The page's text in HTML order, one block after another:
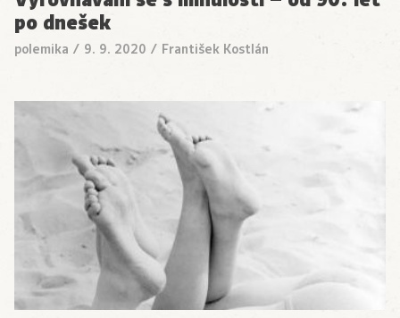
po dnešek
polemika / 9. 9. 2020 / František Kostlán